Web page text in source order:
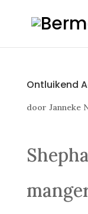
Ontluikend
door Janneke